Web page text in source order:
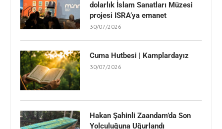
dolarlık İslam Sanatları Müzesi
projesi ISRA’ya emanet
30/07/2026
Cuma Hutbesi | Kamplardayız
30/07/2026
Hakan Şahinli Zaandam’da Son
Yolculuğuna Uğurlandı